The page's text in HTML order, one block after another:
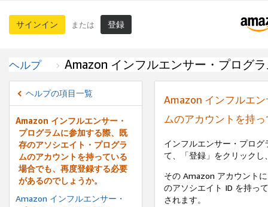
サインイン または 登録
ヘルプ Amazon インフルエンサー・プログ
ヘルプの項目一覧
Amazon インフルエンサー・
プログラムに参加する際、既
存のアソシエイト・プログラ
ムのアカウントを持っている
場合でも、再度登録する必要
があるのでしょうか。
Amazon インフルエンサー・
Amazon インフルエ
ムのアカウントを持
インフルエンサー・プログ
て、「登録」をクリック
その Amazon アカウント
のアソシエイト ID を持っ
されます。